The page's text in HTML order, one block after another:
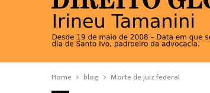
Home blog Morte de juiz federal